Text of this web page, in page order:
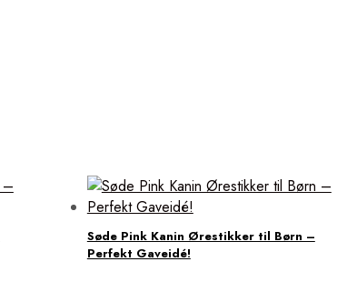
Søde Pink Kanin Ørestikker til Børn –
Perfekt Gaveidé!